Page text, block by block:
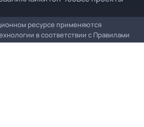
ресурсе применяются
в соответствии с Правилами